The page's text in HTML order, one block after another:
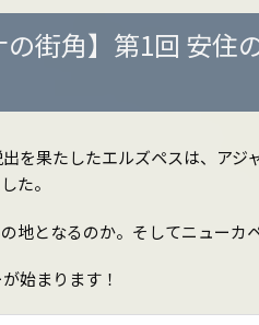
の街角】第1回 安住
を果たしたエルズペスは、アジ
た。
地となるのか。そしてニューカ
始まります！